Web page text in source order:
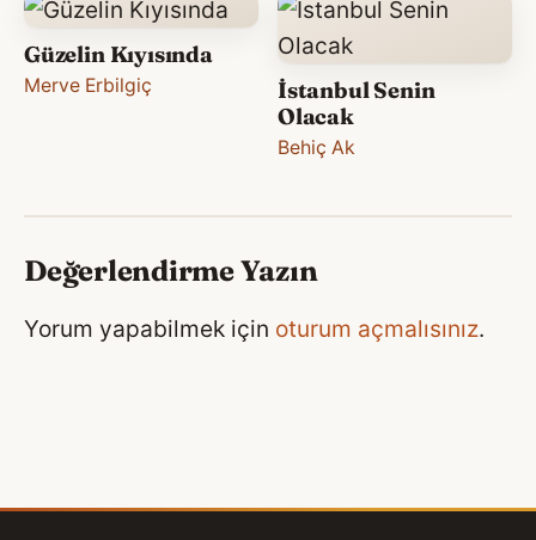
Güzelin Kıyısında
Merve Erbilgiç
İstanbul Senin
Olacak
Behiç Ak
Değerlendirme Yazın
Yorum yapabilmek için oturum açmalısınız.